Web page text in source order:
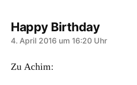
Happy Birthday
sagt:
4. April 2016 um 16:20 Uhr
Zu Achim: